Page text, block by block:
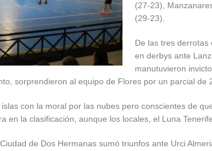
(27-23),
(29-23).
De las tres derrotas
en derbys ante
manutuvieron
sorprendieron al equipo de Flores por un parcial de
con la moral por las nubes pero conscientes de
en la clasificación, aunque los locales, el Luna
de Dos Hermanas sumó triunfos ante Urci